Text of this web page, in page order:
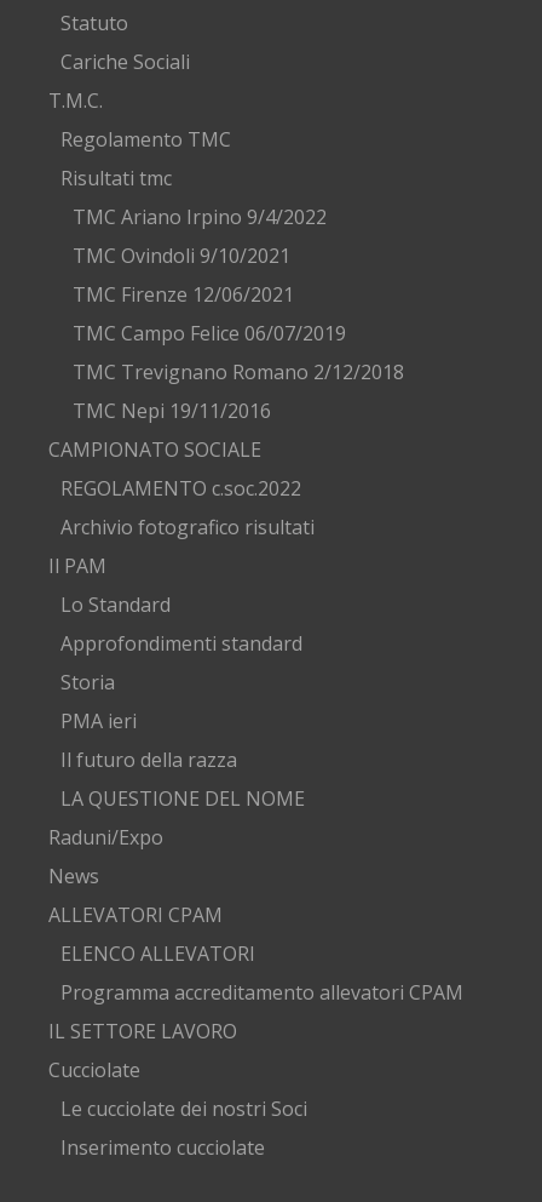
Statuto
Cariche Sociali
T.M.C.
Regolamento TMC
Risultati tmc
TMC Ariano Irpino 9/4/2022
TMC Ovindoli 9/10/2021
TMC Firenze 12/06/2021
TMC Campo Felice 06/07/2019
TMC Trevignano Romano 2/12/2018
TMC Nepi 19/11/2016
CAMPIONATO SOCIALE
REGOLAMENTO c.soc.2022
Archivio fotografico risultati
Il PAM
Lo Standard
Approfondimenti standard
Storia
PMA ieri
Il futuro della razza
LA QUESTIONE DEL NOME
Raduni/Expo
News
ALLEVATORI CPAM
ELENCO ALLEVATORI
Programma accreditamento allevatori CPAM
IL SETTORE LAVORO
Cucciolate
Le cucciolate dei nostri Soci
Inserimento cucciolate